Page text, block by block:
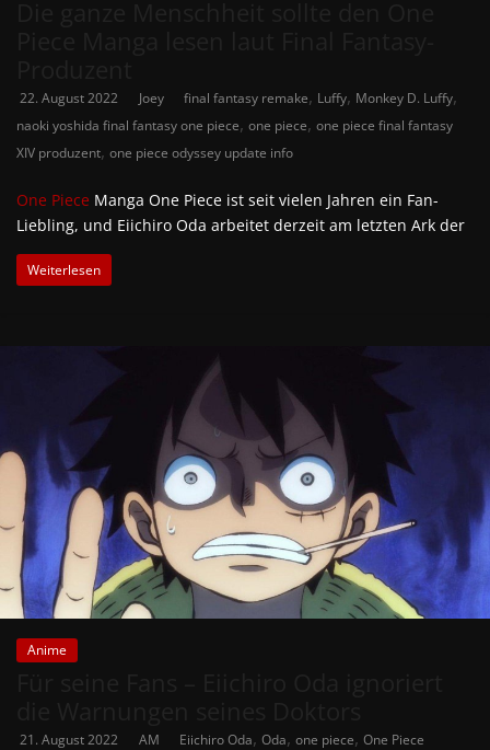
22. August 2022 Joey final fantasy remake, Luffy, Monkey D. Luffy,
naoki yoshida final fantasy one piece, one piece, one piece final fantasy
XIV produzent, one piece odyssey update info
One Piece Manga One Piece ist seit vielen Jahren ein Fan-
Liebling, und Eiichiro Oda arbeitet derzeit am letzten Ark der
Weiterlesen
Anime
21. August 2022 AM Eiichiro Oda, Oda, one piece, One Piece